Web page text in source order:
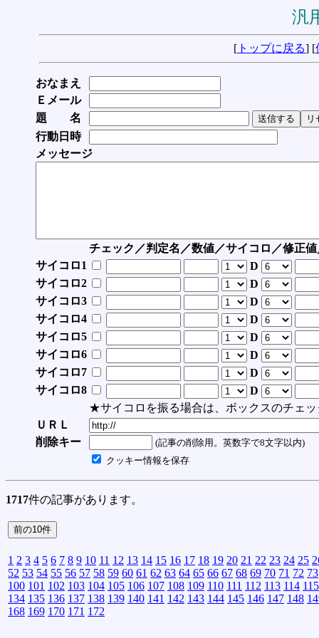
汎
[ トップに戻る] [
おなまえ
Ｅメール
題 名
行動日時
メッセージ
チェック／判定名／数値／サイコロ／修正
サイコロ1
D
サイコロ2
D
サイコロ3
D
サイコロ4
D
サイコロ5
D
サイコロ6
D
サイコロ7
D
サイコロ8
D
★サイコロを振る場合は、ボックスのチェッ
ＵＲＬ
削除キー
(記事の削除用。英数字で8文字以内)
クッキー情報を保存
1717件の記事があります。
1 2 3 4 5 6 7 8 9 10 11 12 13 14 15 16 17 18 19 20 21 22 23 24 25
52 53 54 55 56 57 58 59 60 61 62 63 64 65 66 67 68 69 70 71 72 73
100 101 102 103 104 105 106 107 108 109 110 111 112 113 114 115
134 135 136 137 138 139 140 141 142 143 144 145 146 147 148
168 169 170 171 172